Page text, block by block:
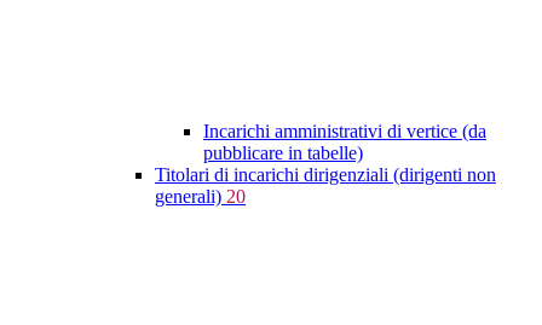
Incarichi amministrativi di vertice (da
pubblicare in tabelle)
Titolari di incarichi dirigenziali (dirigenti non
generali) 20